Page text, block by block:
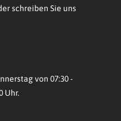
schreiben Sie uns
von 07:30 -
Uhr.